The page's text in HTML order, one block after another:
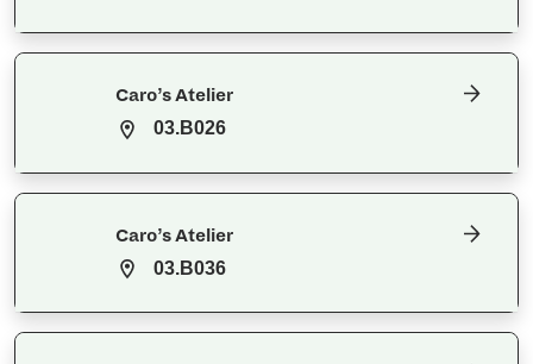
Caro’s Atelier
03.B026
Caro’s Atelier
03.B036